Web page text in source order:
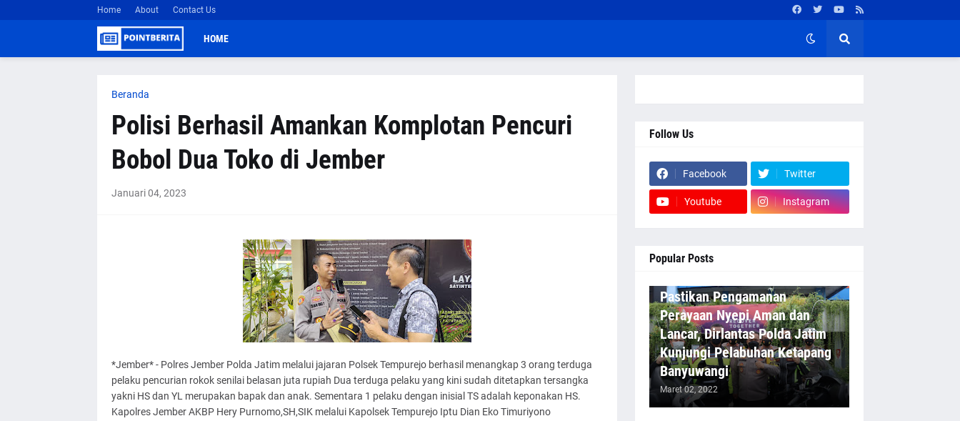
Home About Contact Us
HOME
Beranda
Polisi Berhasil Amankan Komplotan Pencuri
Bobol Dua Toko di Jember
Januari 04, 2023
*Jember* - Polres Jember Polda Jatim melalui jajaran Polsek Tempurejo berhasil menangkap 3 orang terduga
pelaku pencurian rokok senilai belasan juta rupiah Dua terduga pelaku yang kini sudah ditetapkan tersangka
yakni HS dan YL merupakan bapak dan anak. Sementara 1 pelaku dengan inisial TS adalah keponakan HS.
Kapolres Jember AKBP Hery Purnomo,SH,SIK melalui Kapolsek Tempurejo Iptu Dian Eko Timuriyono
Follow Us
Facebook Twitter
Youtube Instagram
Popular Posts
Pastikan Pengamanan
Perayaan Nyepi Aman dan
Lancar, Dirlantas Polda Jatim
Kunjungi Pelabuhan Ketapang
Banyuwangi
Maret 02, 2022